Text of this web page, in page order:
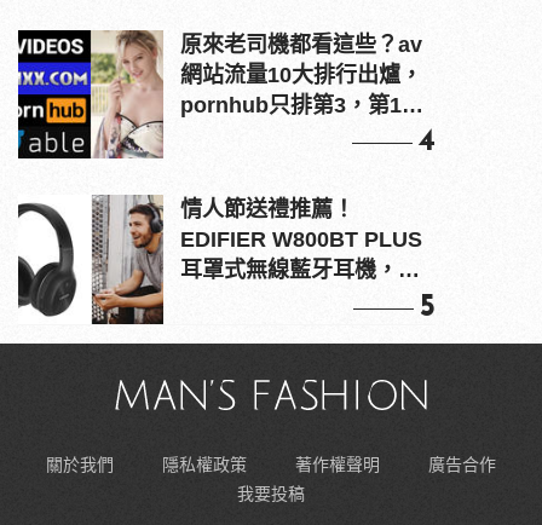
原來老司機都看這些？av
網站流量10大排行出爐，
pornhub只排第3，第1名
4
情人節送禮推薦！
EDIFIER W800BT PLUS
耳罩式無線藍牙耳機，在
5
關於我們 隱私權政策 著作權聲明
廣告合作
我要投稿